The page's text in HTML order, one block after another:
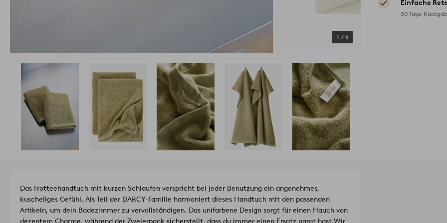
1 / 5
Einfache
30 Tage
Das Frotteehandtuch mit kurzen Schlaufen verspricht bei jeder Benutzung ein angenehmes,
kuscheliges Gefühl. Als Teil der DARCY-Familie harmoniert dieses Handtuch mit den passenden
Artikeln, um dein Badezimmer zu vervollständigen. Das unifarbene Design sorgt für einen Hauch von
dezentem Charme, während der Zweierpack sicherstellt, dass du immer einen Ersatz parat hast.Wir